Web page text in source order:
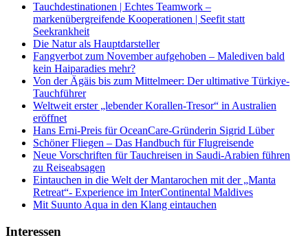
Tauchdestinationen | Echtes Teamwork –
markenübergreifende Kooperationen | Seefit statt
Seekrankheit
Die Natur als Hauptdarsteller
Fangverbot zum November aufgehoben – Malediven bald
kein Haiparadies mehr?
Von der Ägäis bis zum Mittelmeer: Der ultimative Türkiye-
Tauchführer
Weltweit erster „lebender Korallen-Tresor“ in Australien
eröffnet
Hans Erni-Preis für OceanCare-Gründerin Sigrid Lüber
Schöner Fliegen – Das Handbuch für Flugreisende
Neue Vorschriften für Tauchreisen in Saudi-Arabien führen
zu Reiseabsagen
Eintauchen in die Welt der Mantarochen mit der „Manta
Retreat“- Experience im InterContinental Maldives
Mit Suunto Aqua in den Klang eintauchen
Interessen